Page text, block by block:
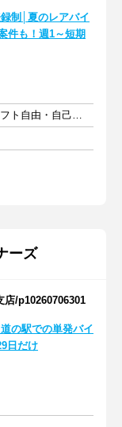
制│夏のレアバイ
件も！週1～短期
週1日以上 1日6時間以上 シフト自由・自己申告
ーズ
店/p10260706301
の駅での単発バイ
日だけ